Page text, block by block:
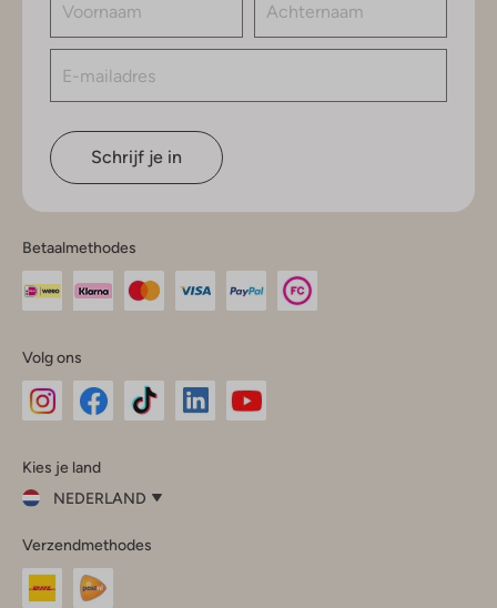
Schrijf je in
Betaalmethodes
Volg ons
InstagramFacebook
Kies je land
NEDERLAND
je
land
Nederland
Verzendmethodes